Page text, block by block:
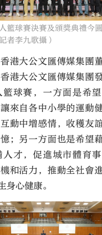
籃球賽決賽及頒獎典禮今圓
者李九歌攝）
港大公文匯傳媒集團
港大公文匯傳媒集團
籃球賽，一方面是希
來自各中小學的運動
動中增感情，收穫友
；另一方面也是希望
才，促進城市體育
和活力，推動全社會
身心健康。